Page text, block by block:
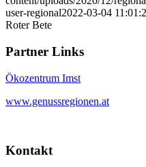
user-regional2022-03-04
Roter Bete
Partner Links
Ökozentrum Imst
www.genussregionen.at
Kontakt